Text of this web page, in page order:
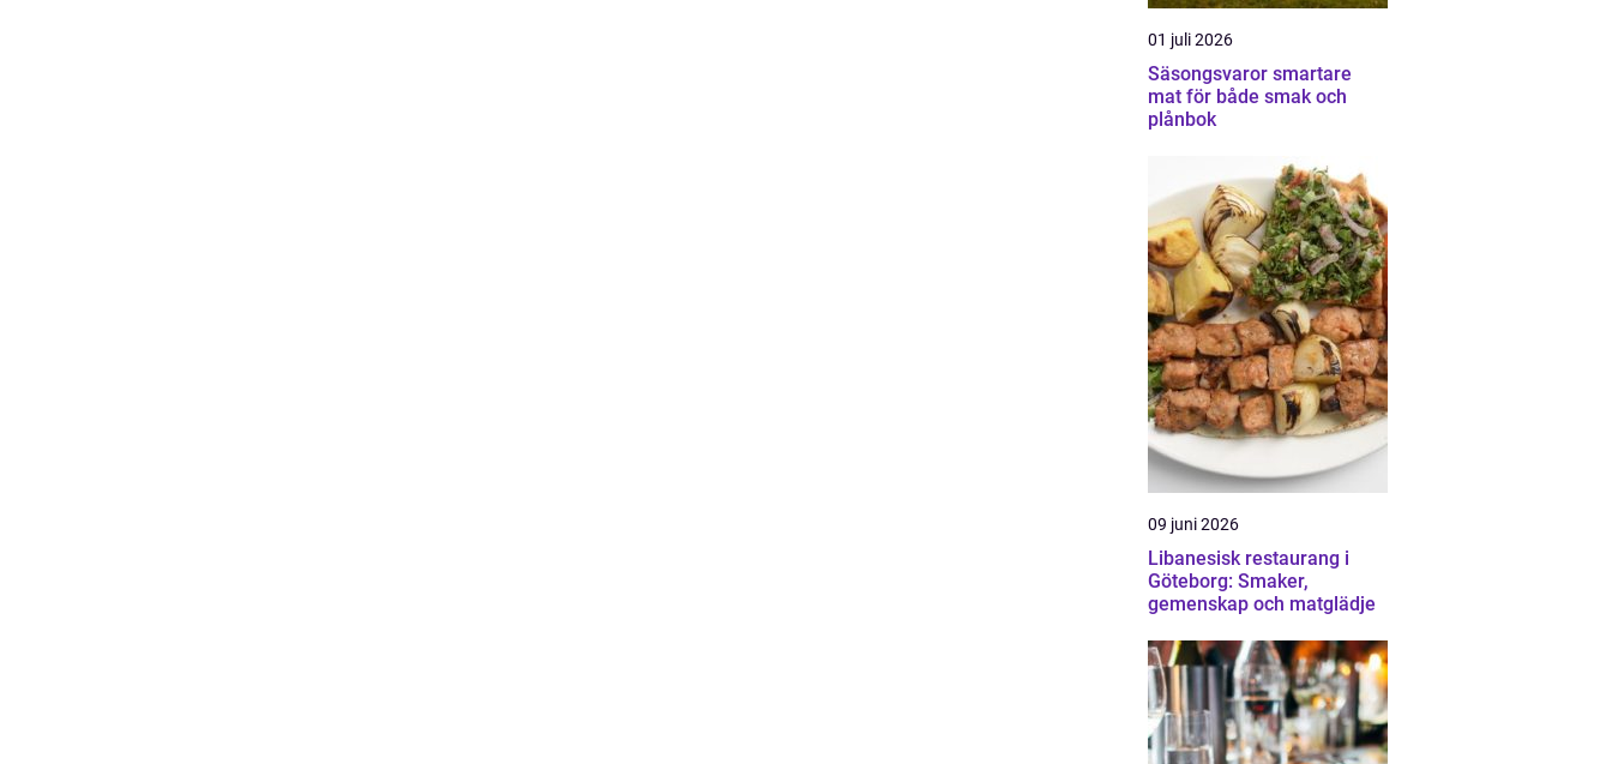
01 juli 2026
Säsongsvaror smartare
mat för både smak och
plånbok
09 juni 2026
Libanesisk restaurang i
Göteborg: Smaker,
gemenskap och matglädje